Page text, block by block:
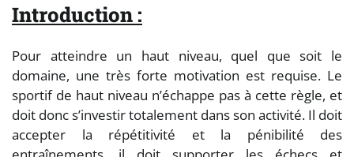
Introduction :
Pour atteindre un haut niveau, quel que soit le
domaine, une très forte motivation est requise. Le
sportif de haut niveau n’échappe pas à cette règle, et
doit donc s’investir totalement dans son activité. Il doit
accepter la répétitivité et la pénibilité des